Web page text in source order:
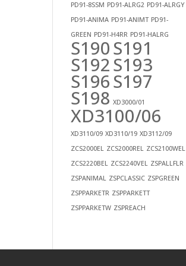
PD91-8SSM PD91-ALRG2 PD91-ALRGY
PD91-ANIMA PD91-ANIMT PD91-
GREEN PD91-H4RR PD91-HALRG
S190S191
S192S193
S196S197
S198 XD3000/01
XD3100/06
XD3110/09 XD3110/19 XD3112/09
ZCS2000EL ZCS2000REL ZCS2100WEL
ZCS2220BEL ZCS2240VEL ZSPALLFLR
ZSPANIMAL ZSPCLASSIC ZSPGREEN
ZSPPARKETR ZSPPARKETT
ZSPPARKETW ZSPREACH